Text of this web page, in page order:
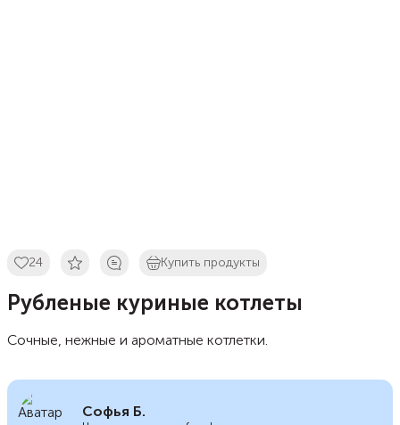
24 Купить продукты
Рубленые куриные котлеты
Сочные, нежные и ароматные котлетки.
Софья Б.